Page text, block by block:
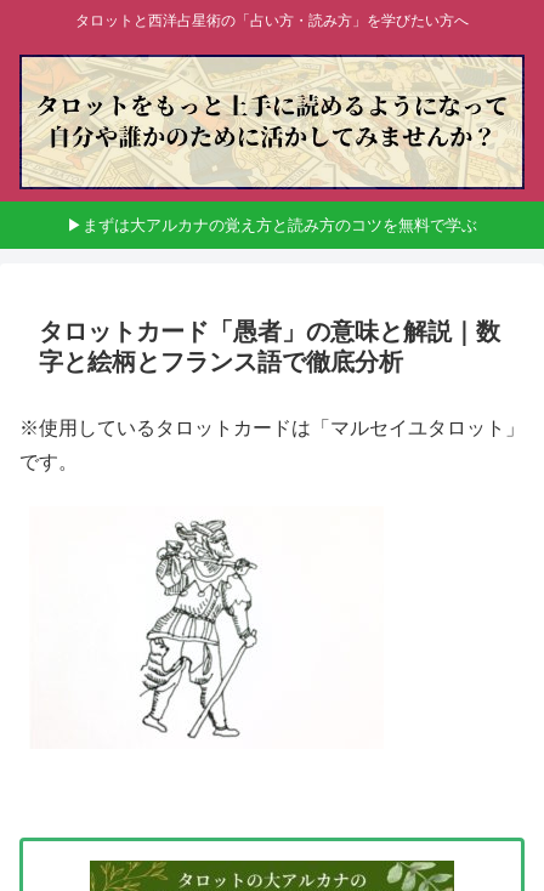
タロットと西洋占星術の「占い方・読み方」を学びたい方へ
▶まずは大アルカナの覚え方と読み方のコツを無料で学ぶ
タロットカード「愚者」の意味と解説｜数
字と絵柄とフランス語で徹底分析
※使用しているタロットカードは「マルセイユタロット」
です。